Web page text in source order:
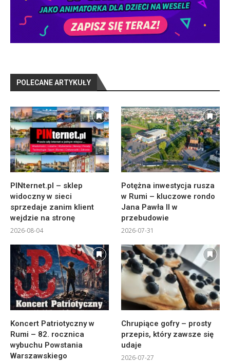
POLECANE ARTYKUŁY
PINternet.pl – sklep
widoczny w sieci
sprzedaje zanim klient
wejdzie na stronę
2026-08-04
Potężna inwestycja rusza
w Rumi – kluczowe rondo
Jana Pawła II w
przebudowie
2026-07-31
Koncert Patriotyczny w
Rumi – 82. rocznica
wybuchu Powstania
Warszawskiego
Chrupiące gofry – prosty
przepis, który zawsze się
udaje
2026-07-27